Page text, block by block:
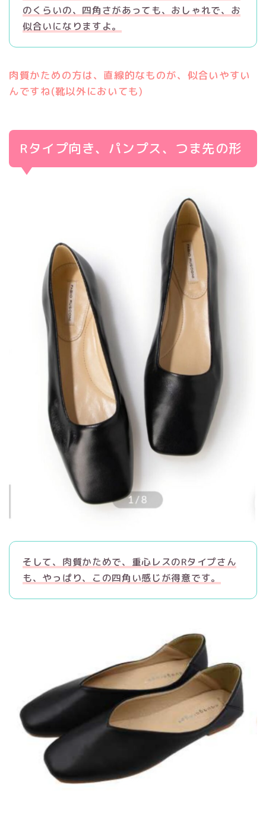
のくらいの、四角さがあっても、おしゃれで、お
似合いになりますよ。
肉質かための方は、直線的なものが、似合いやすい
んですね(靴以外においても)
Rタイプ向き、パンプス、つま先の形
そして、肉質かためで、重心レスのRタイプさん
も、やっぱり、この四角い感じが得意です。